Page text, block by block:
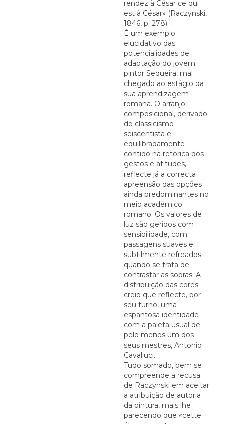
rendez à César ce qui
est à César» (Raczynski,
1846, p. 278).
É um exemplo
elucidativo das
potencialidades de
adaptação do jovem
pintor Sequeira, mal
chegado ao estágio da
sua aprendizagem
romana. O arranjo
composicional, derivado
do classicismo
seiscentista e
equilibradamente
contido na retórica dos
gestos e atitudes,
reflecte já a correcta
apreensão das opções
ainda predominantes no
meio académico
romano. Os valores de
luz são geridos com
sensibilidade, com
passagens suaves e
subtilmente refreados
quando se trata de
contrastar as sobras. A
distribuição das cores
creio que reflecte, por
seu turno, uma
espantosa identidade
com a paleta usual de
pelo menos um dos
seus mestres, Antonio
Cavalluci.
Tudo somado, bem se
compreende a recusa
de Raczynski em aceitar
a atribuição de autoria
da pintura, mais lhe
parecendo que «cette